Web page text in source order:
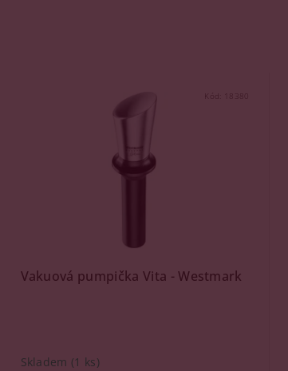
Kód:
Vakuová pumpička Vita - Westmark
Skladem (1 ks)